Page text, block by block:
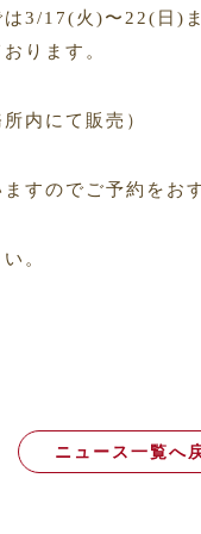
は3/17(火)〜22(日)
ります。
内にて販売）
すのでご予約をお
。
ニュース一覧へ